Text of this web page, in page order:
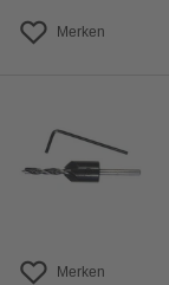
Merken
Merken